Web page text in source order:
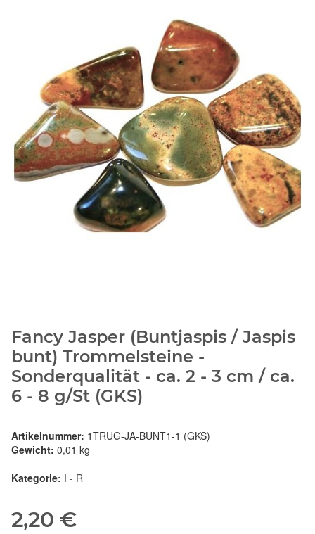
Fancy Jasper (Buntjaspis / Jaspis
bunt) Trommelsteine -
Sonderqualität - ca. 2 - 3 cm / ca.
6 - 8 g/St (GKS)
Artikelnummer: 1TRUG-JA-BUNT1-1 (GKS)
Gewicht: 0,01 kg
Kategorie: I - R
2,20 €